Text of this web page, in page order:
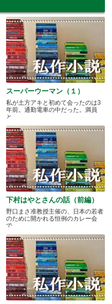
スーパーウーマン（１）
私が土方アキと初めて会ったのは3
年前。通勤電車の中だった。満員
と.....
下村はやとさんの話（前編）
野口まさ准教授主催の、日本の若者
のために開かれる恒例のカレー会
で.....